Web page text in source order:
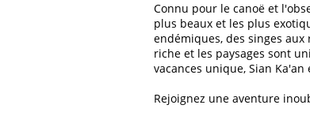
Connu pour le canoë et
plus beaux et les plus
endémiques, des singes
riche et les paysages sont
vacances unique, Sian
Rejoignez une aventure